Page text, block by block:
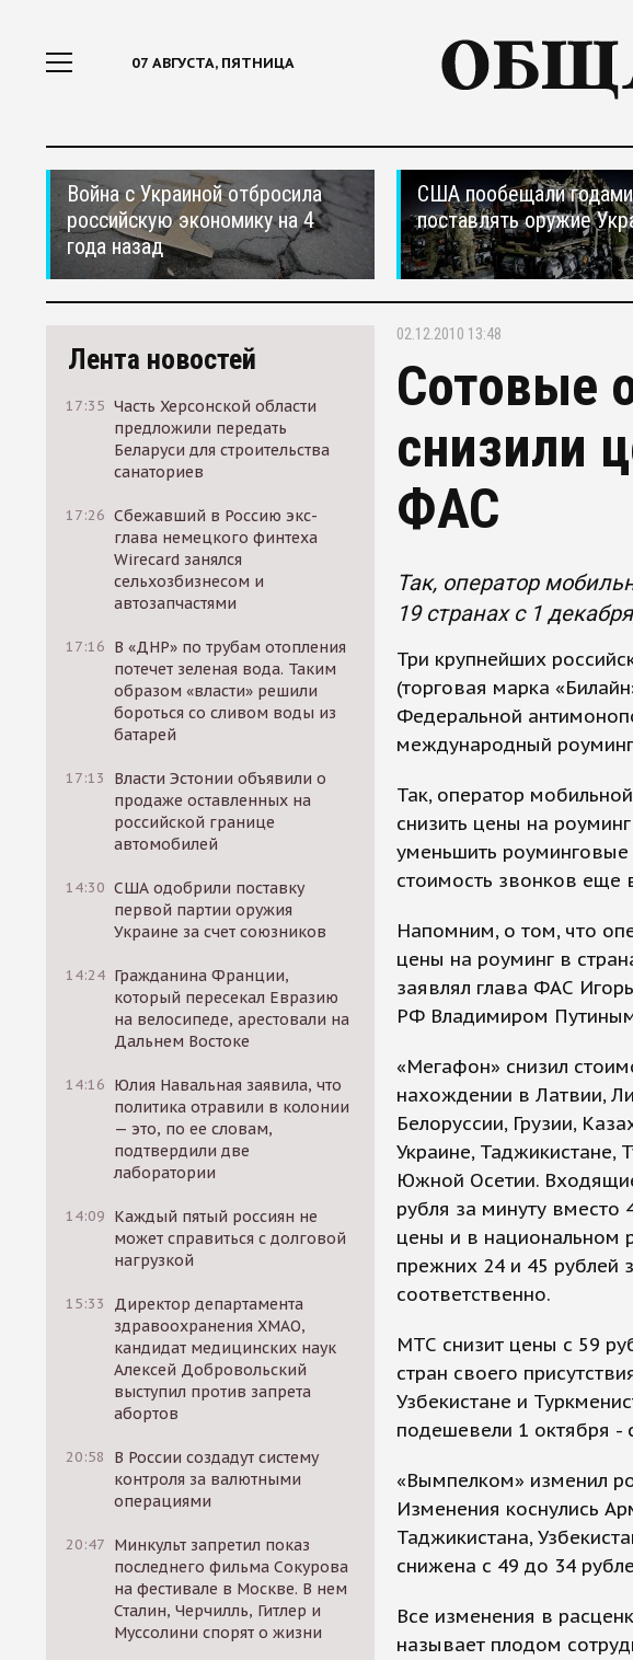
07 АВГУСТА, ПЯТНИЦА
Война с Украиной отбросила
российскую экономику на 4
года назад
США пообещали годами
поставлять оружие
Лента новостей
17:35 Часть Херсонской области
предложили передать
Беларуси для строительства
санаториев
17:26 Сбежавший в Россию экс-
глава немецкого финтеха
Wirecard занялся
сельхозбизнесом и
автозапчастями
17:16 В «ДНР» по трубам отопления
потечет зеленая вода. Таким
образом «власти» решили
бороться со сливом воды из
батарей
17:13
Власти Эстонии объявили о
продаже оставленных на
российской границе
автомобилей
14:30 США одобрили поставку
первой партии оружия
Украине за счет союзников
14:24 Гражданина Франции,
который пересекал Евразию
на велосипеде, арестовали на
Дальнем Востоке
14:16 Юлия Навальная заявила, что
политика отравили в колонии
— это, по ее словам,
подтвердили две
лаборатории
14:09 Каждый пятый россиян не
может справиться с долговой
нагрузкой
15:33
Директор департамента
здравоохранения ХМАО,
кандидат медицинских наук
Алексей Добровольский
выступил против запрета
абортов
20:58
В России создадут систему
контроля за валютными
операциями
20:47 Минкульт запретил показ
последнего фильма Сокурова
на фестивале в Москве. В нем
Сталин, Черчилль, Гитлер и
Муссолини спорят о жизни
02.12.2010 13:48
Сотовые
снизили
ФАС
Так, оператор
19 странах с 1
Три крупнейших
(торговая марка
Федеральной
международный
Так, оператор
снизить цены на
уменьшить
стоимость звонков еще
Напомним, о том, что
цены на роуминг в
заявлял глава ФАС
РФ Владимиром
«Мегафон» снизил
нахождении в Латвии,
Белоруссии, Грузии,
Украине, Таджикистане,
Южной Осетии.
рубля за минуту вместо
цены и в национальном
прежних 24 и 45
соответственно.
МТС снизит цены с 59
стран своего
Узбекистане и
подешевели 1 октября -
«Вымпелком» изменил
Изменения коснулись
Таджикистана,
снижена с 49 до 34
Все изменения в
называет плодом